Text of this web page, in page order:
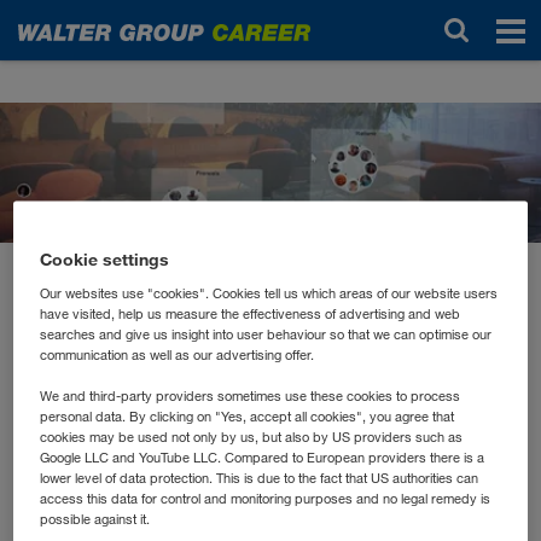
Noticias
mayo 2021
Sprachenabende
Wir sprechen in der WALTER GROUP über 35 Sprachen.
Über 300 Kolleg*innen besuchen aktuell einen
unternehmensinternen Sprachkurs. Man merkt,Sprachen
spielen bei uns eine wichtige Rolle.Warum? Weil wir
mit unseren Kunden, Händler- und Transportpartner in
Cookie settings
Our websites use "cookies". Cookies tell us which areas of our website users
have visited, help us measure the effectiveness of advertising and web
searches and give us insight into user behaviour so that we can optimise our
communication as well as our advertising offer.
We and third-party providers sometimes use these cookies to process
personal data. By clicking on "Yes, accept all cookies", you agree that
cookies may be used not only by us, but also by US providers such as
Google LLC and YouTube LLC. Compared to European providers there is a
lower level of data protection. This is due to the fact that US authorities can
access this data for control and monitoring purposes and no legal remedy is
possible against it.